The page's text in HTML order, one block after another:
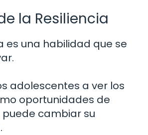
la Resiliencia
es una habilidad que se
adolescentes a ver los
oportunidades de
cambiar su